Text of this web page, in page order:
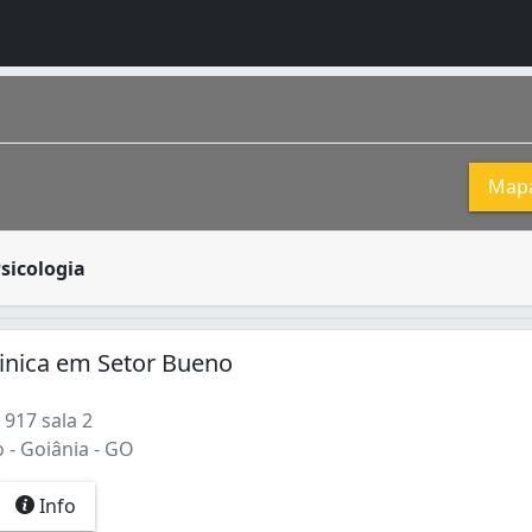
estimada em 1 448 639 de habitantes segundo IBGE
em Setor Bueno
sala 2
- Goiânia - GO
Info